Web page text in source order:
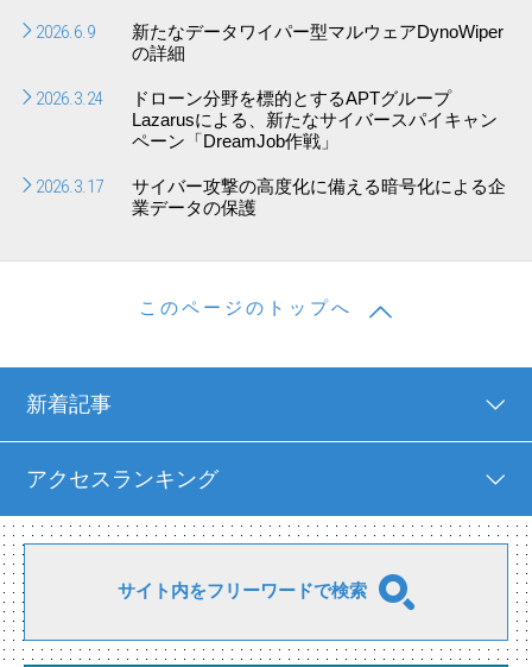
2026.6.9
新たなデータワイパー型マルウェアDynoWiper
の詳細
2026.3.24
ドローン分野を標的とするAPTグループ
Lazarusによる、新たなサイバースパイキャン
ペーン「DreamJob作戦」
2026.3.17
サイバー攻撃の高度化に備える暗号化による企
業データの保護
このページのトップへ
新着記事
アクセスランキング
サイト内をフリーワードで検索